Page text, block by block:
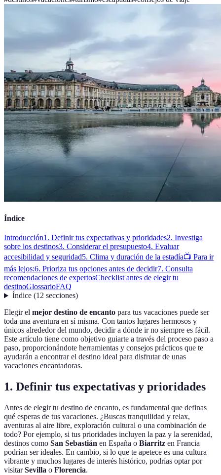
Índice
Introducción1. Definir tus expectativas y prioridades2. Investiga
sobre los destinos3. Considerar el presupuesto4. Evaluar
accesibilidad y seguridad5. Clima y duración de la estadía📺 Para ir
más lejos:6. Prioriza tus opciones antes de decidir7. Consulta
recomendaciones de expertosChecklist antes de elegir tu
destinoGlossarioFAQ
Índice(12 secciones)
Elegir el mejor destino de encanto para tus vacaciones puede ser
toda una aventura en sí misma. Con tantos lugares hermosos y
únicos alrededor del mundo, decidir a dónde ir no siempre es fácil.
Este artículo tiene como objetivo guiarte a través del proceso paso a
paso, proporcionándote herramientas y consejos prácticos que te
ayudarán a encontrar el destino ideal para disfrutar de unas
vacaciones encantadoras.
1. Definir tus expectativas y prioridades
Antes de elegir tu destino de encanto, es fundamental que definas
qué esperas de tus vacaciones. ¿Buscas tranquilidad y relax,
aventuras al aire libre, exploración cultural o una combinación de
todo? Por ejemplo, si tus prioridades incluyen la paz y la serenidad,
destinos como San Sebastián en España o Biarritz en Francia
podrían ser ideales. En cambio, si lo que te apetece es una cultura
vibrante y muchos lugares de interés histórico, podrías optar por
visitarSevilla o Florencia.